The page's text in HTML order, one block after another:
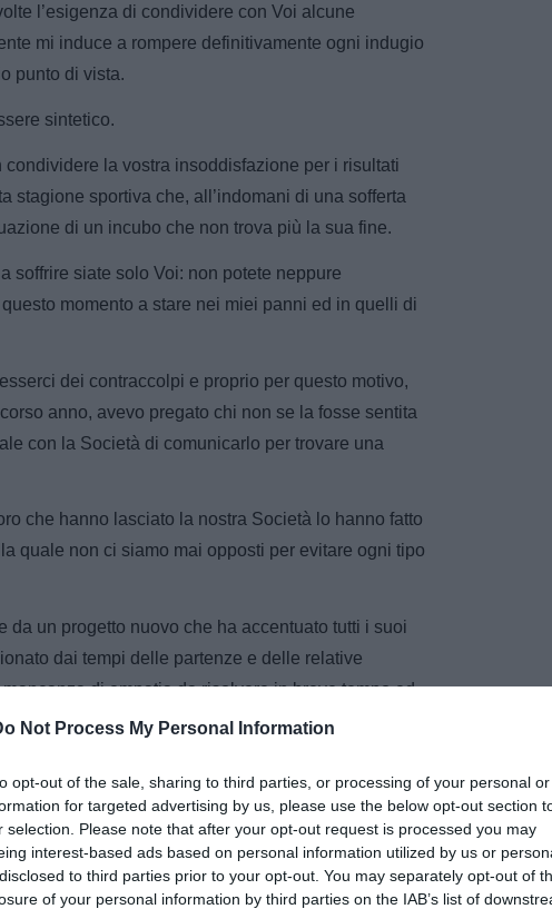
Not Process My Personal Information
opt-out of the sale, sharing to third parties, or processing of your personal or
for targeted advertising by us, please use the below opt-out section
selection. Please note that after your opt-out request is processed you may
interest-based ads based on personal information utilized by us or
to third parties prior to your opt-out. You may separately opt-out of
of your personal information by third parties on the IAB’s list of
l’esigenza di condividere con Voi alcune
mi induce a rompere definitivamente ogni indugio
punto di vista.
sintetico.
condividere la vostra insoddisfazione per i risultati
stagione sportiva che, all’indomani di una sofferta
di un incubo che non trova più la sua fine.
soffrire siate solo Voi: non potete neppure
momento a stare nei miei panni ed in quelli di
dei contraccolpi e proprio per questo motivo,
anno, avevo pregato chi non se la fosse sentita
con la Società di comunicarlo per trovare una
che hanno lasciato la nostra Società lo hanno fatto
quale non ci siamo mai opposti per evitare ogni tipo
da un progetto nuovo che ha accentuato tutti i suoi
dai tempi delle partenze e delle relative
di empatia da risolvere in breve tempo ed,
non breve ci hanno privato di un numero
della nostra rosa.
stati bravi, ma queste situazioni non ci hanno